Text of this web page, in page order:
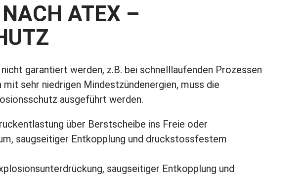
ATEX –
garantiert werden, z.B. bei schnelllaufenden Prozessen
sehr niedrigen Mindestzündenergien, muss die
ausgeführt werden.
über Berstscheibe ins Freie oder
saugseitiger Entkopplung und druckstossfestem
saugseitiger Entkopplung und